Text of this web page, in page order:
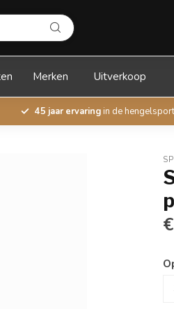
Merken Uitverkoop
45 jaar ervaringin de hengelsport